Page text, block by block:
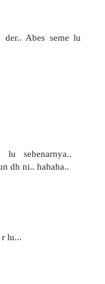
der.. Abes seme lu
sebenarnya..
dh ni.. hahaha..
r lu...